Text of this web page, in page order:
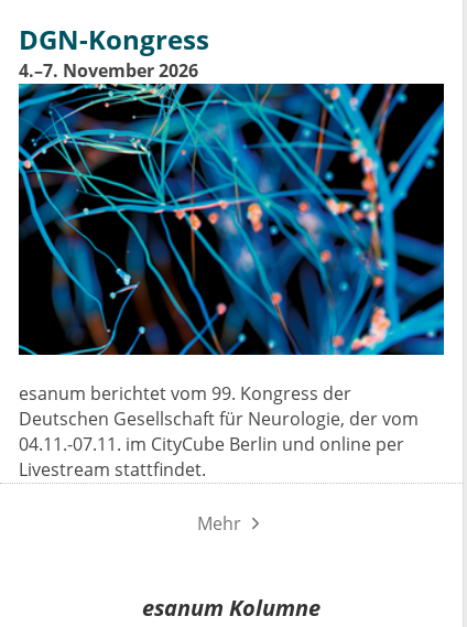
DGN-Kongress
4.–7. November 2026
esanum berichtet vom 99. Kongress der
Deutschen Gesellschaft für Neurologie, der vom
04.11.-07.11. im CityCube Berlin und online per
Livestream stattfindet.
Mehr
esanum Kolumne